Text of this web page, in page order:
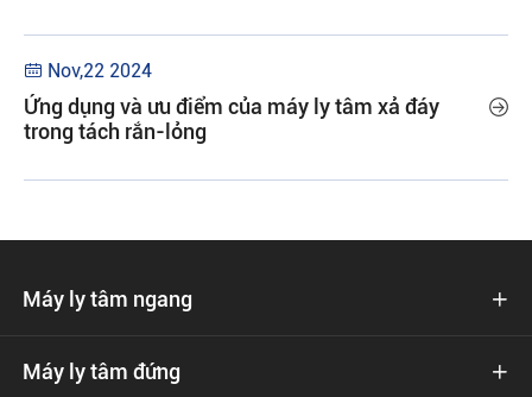
 Nov,22 2024
Ứng dụng và ưu điểm của máy ly tâm xả đáy
trong tách rắn-lỏng

Máy ly tâm ngang 
Máy ly tâm đứng 